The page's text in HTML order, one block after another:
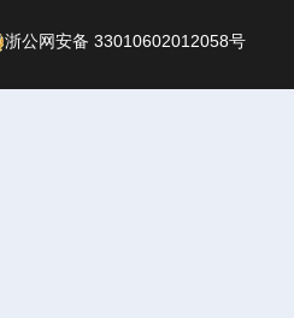
浙公网安备 33010602012058号